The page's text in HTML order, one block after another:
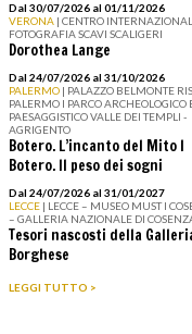
Dal 30/07/2026 al 01/11/2026
VERONA | CENTRO
FOTOGRAFIA SCAVI SCALIGERI
Dorothea Lange
Dal 24/07/2026 al 31/10/2026
PALERMO | PALAZZO BELMONTE
PALERMO I PARCO ARCHEOLOGICO
PAESAGGISTICO VALLE DEI TEMPLI -
AGRIGENTO
Botero. L’incanto del Mito I
Botero. Il peso dei sogni
Dal 24/07/2026 al 31/01/2027
LECCE | LECCE – MUSEO MUST I
– GALLERIA NAZIONALE DI
Tesori nascosti della
Borghese
LEGGI TUTTO >